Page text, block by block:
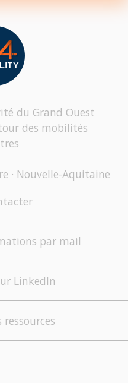
du Grand Ouest
des mobilités
· Nouvelle-Aquitaine
par mail
LinkedIn
ressources